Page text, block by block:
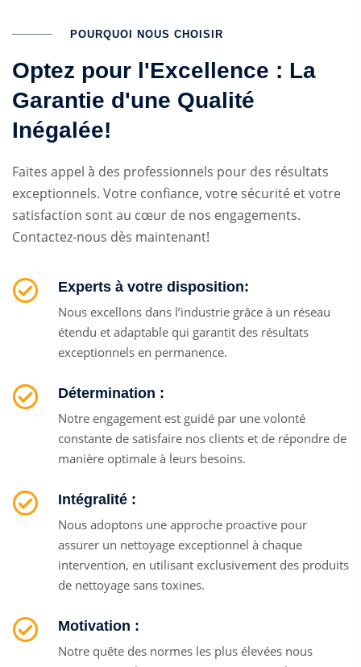
POURQUOI NOUS CHOISIR
Optez pour l'Excellence : La
Garantie d'une Qualité
Inégalée!
Faites appel à des professionnels pour des résultats
exceptionnels. Votre confiance, votre sécurité et votre
satisfaction sont au cœur de nos engagements.
Contactez-nous dès maintenant!
Experts à votre disposition:
Nous excellons dans l’industrie grâce à un réseau
étendu et adaptable qui garantit des résultats
exceptionnels en permanence.
Détermination :
Notre engagement est guidé par une volonté
constante de satisfaire nos clients et de répondre de
manière optimale à leurs besoins.
Intégralité :
Nous adoptons une approche proactive pour
assurer un nettoyage exceptionnel à chaque
intervention, en utilisant exclusivement des produits
de nettoyage sans toxines.
Motivation :
Notre quête des normes les plus élevées nous